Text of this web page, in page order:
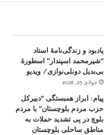
یادبود و زندگی‌نامهٔ استاد
“شیرمحمد اسپندار” اسطورهٔ
بی‌بدیل دونلی‌نوازی/ ویدیو
جولای 23, 2026
پیام: ابراز همبستگی “دبیرکل
حزب مردم بلوچستان” با مردم
بلوچ در پی تشدید حملات به
مناطق ساحلی بلوچستان